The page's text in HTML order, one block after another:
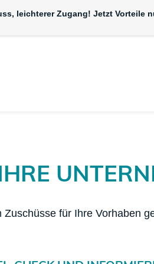
für Ihre Vorhaben
leichterer Zugang! Jetzt Vorteile